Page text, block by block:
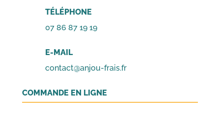
TÉLÉPHONE
07 86 87 19 19
E-MAIL
contact@anjou-frais.fr
COMMANDE EN LIGNE